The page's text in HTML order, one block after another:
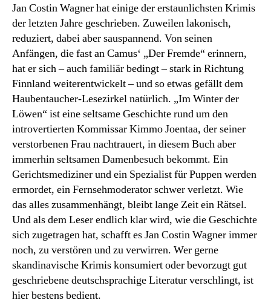
Jan Costin Wagner hat einige der erstaunlichsten Krimis
der letzten Jahre geschrieben. Zuweilen lakonisch,
reduziert, dabei aber sauspannend. Von seinen
Anfängen, die fast an Camus‘ „Der Fremde“ erinnern,
hat er sich – auch familiär bedingt – stark in Richtung
Finnland weiterentwickelt – und so etwas gefällt dem
Haubentaucher-Lesezirkel natürlich. „Im Winter der
Löwen“ ist eine seltsame Geschichte rund um den
introvertierten Kommissar Kimmo Joentaa, der seiner
verstorbenen Frau nachtrauert, in diesem Buch aber
immerhin seltsamen Damenbesuch bekommt. Ein
Gerichtsmediziner und ein Spezialist für Puppen werden
ermordet, ein Fernsehmoderator schwer verletzt. Wie
das alles zusammenhängt, bleibt lange Zeit ein Rätsel.
Und als dem Leser endlich klar wird, wie die Geschichte
sich zugetragen hat, schafft es Jan Costin Wagner immer
noch, zu verstören und zu verwirren. Wer gerne
skandinavische Krimis konsumiert oder bevorzugt gut
geschriebene deutschsprachige Literatur verschlingt, ist
hier bestens bedient.